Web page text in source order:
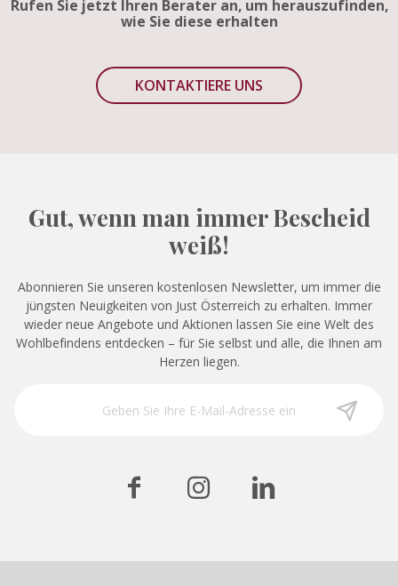
Rufen Sie jetzt Ihren Berater an, um herauszufinden,
wie Sie diese erhalten
KONTAKTIERE UNS
Gut, wenn man immer Bescheid
weiß!
Abonnieren Sie unseren kostenlosen Newsletter, um immer die
jüngsten Neuigkeiten von Just Österreich zu erhalten. Immer
wieder neue Angebote und Aktionen lassen Sie eine Welt des
Wohlbefindens entdecken – für Sie selbst und alle, die Ihnen am
Herzen liegen.